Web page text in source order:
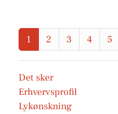
1 2 3 4 5
Det sker
Erhvervsprofil
Lykønskning